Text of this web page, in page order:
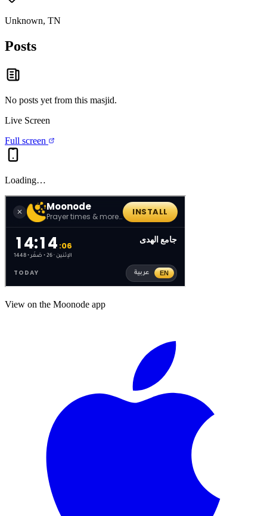
Unknown, TN
Posts
No posts yet from this masjid.
Live Screen
Full screen
Loading…
View on the Moonode app